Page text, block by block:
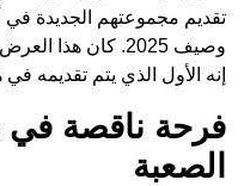
تقديم مجموعتهم الجديدة
وصيف 2025. كان هذا
إنه الأول الذي يتم تقديمه
فرحة ناقصة
الصعبة